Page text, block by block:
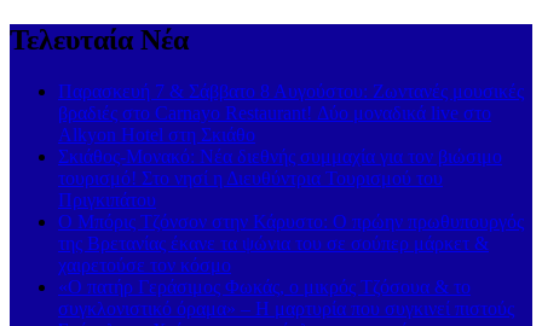
Τελευταία Νέα
Παρασκευή 7 & Σάββατο 8 Αυγούστου: Ζωντανές μουσικές
βραδιές στο Carnayo Restaurant! Δύο μοναδικά live στο
Alkyon Hotel στη Σκιάθο
Σκιάθος-Μονακό: Νέα διεθνής συμμαχία για τον βιώσιμο
τουρισμό! Στο νησί η Διευθύντρια Τουρισμού του
Πριγκιπάτου
Ο Μπόρις Τζόνσον στην Κάρυστο: Ο πρώην πρωθυπουργός
της Βρετανίας έκανε τα ψώνια του σε σούπερ μάρκετ &
χαιρετούσε τον κόσμο
«Ο πατήρ Γεράσιμος Φωκάς, ο μικρός Τζόσουα & το
συγκλονιστικό όραμα» – Η μαρτυρία που συγκινεί πιστούς